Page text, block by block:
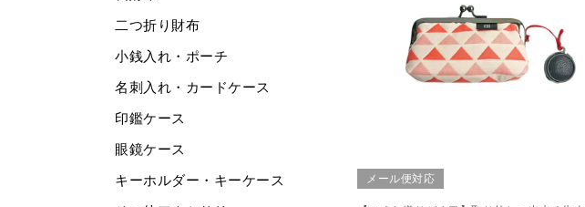
二つ折り財布
小銭入れ・ポーチ
名刺入れ・カードケース
印鑑ケース
眼鏡ケース
キーホルダー・キーケース
メール便対応